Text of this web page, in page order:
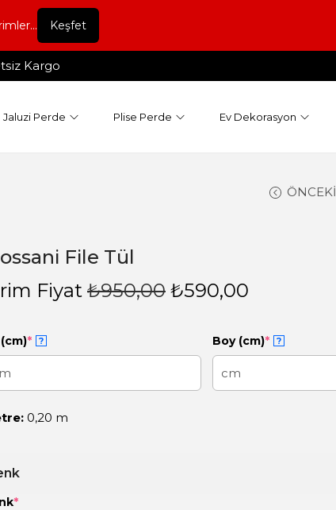
Kargo
Jaluzi Perde Plise Perde Ev Dekorasyon
ÖNCEKI
File Tül
Fiyat ₺950,00 ₺590,00
* ? Boy (cm)* ?
0,20 m
*
Keşfet